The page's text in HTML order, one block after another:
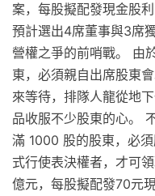
案，每股擬配發現金股
預計選出4席董事與3席
營權之爭的前哨戰。 由
東，必須親自出席股東
來等待，排隊人龍從地
品收服不少股東的心。
滿 1000 股的股東，必
式行使表決權者，才可
億元，每股擬配發70元